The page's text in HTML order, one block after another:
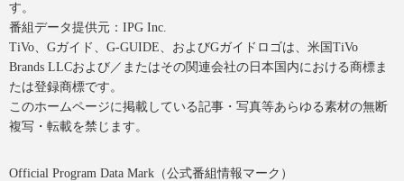
す。
番組データ提供元：IPG Inc.
TiVo、Gガイド、G-GUIDE、およびGガイドロゴは、米国TiVo
Brands LLCおよび／またはその関連会社の日本国内における商標ま
たは登録商標です。
このホームページに掲載している記事・写真等あらゆる素材の無断
複写・転載を禁じます。
Official Program Data Mark（公式番組情報マーク）